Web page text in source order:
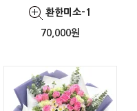
환한미소-1
70,000원